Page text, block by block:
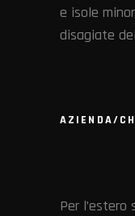
e isole
disagiate
AZIENDA/
Per